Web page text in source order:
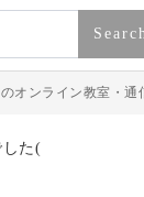
オンライン教室・通